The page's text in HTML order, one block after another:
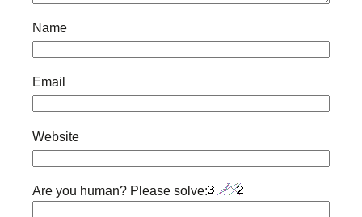
Name
Email
Website
Are you human? Please solve: